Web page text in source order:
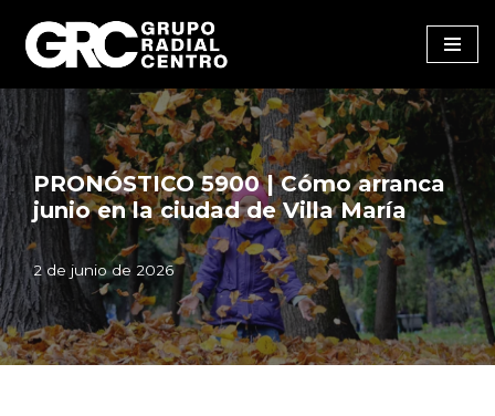
Saltar
al
contenido
PRONÓSTICO 5900 | Cómo arranca
junio en la ciudad de Villa María
2 de junio de 2026